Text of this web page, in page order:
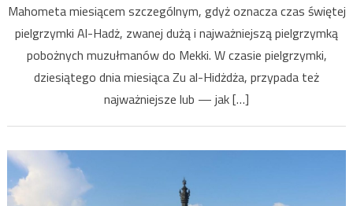
Adha
1447
Mahometa miesiącem szczególnym, gdyż oznacza czas świętej
pielgrzymki Al-Hadż, zwanej dużą i najważniejszą pielgrzymką
pobożnych muzułmanów do Mekki. W czasie pielgrzymki,
dziesiątego dnia miesiąca Zu al-Hidżdża, przypada też
najważniejsze lub — jak […]